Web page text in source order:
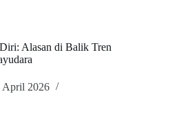
Alasan di Balik Tren
April 2026